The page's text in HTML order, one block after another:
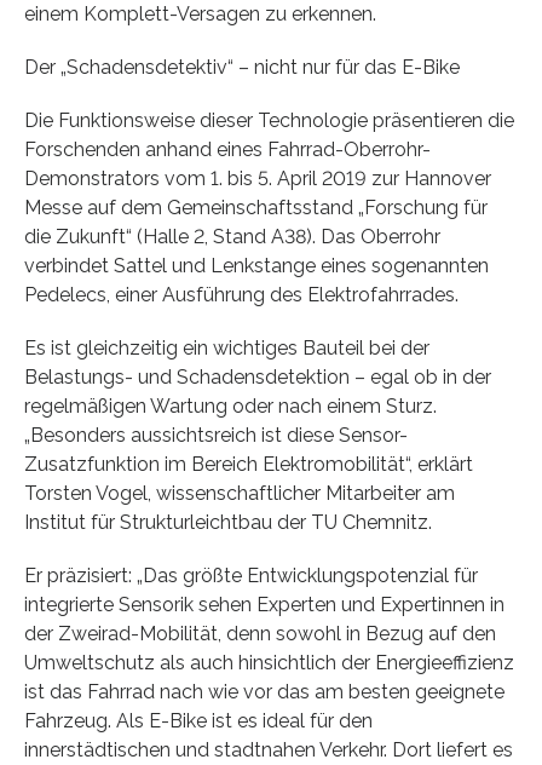
einem Komplett-Versagen zu erkennen.
Der „Schadensdetektiv“ – nicht nur für das E-Bike
Die Funktionsweise dieser Technologie präsentieren die
Forschenden anhand eines Fahrrad-Oberrohr-
Demonstrators vom 1. bis 5. April 2019 zur Hannover
Messe auf dem Gemeinschaftsstand „Forschung für
die Zukunft“ (Halle 2, Stand A38). Das Oberrohr
verbindet Sattel und Lenkstange eines sogenannten
Pedelecs, einer Ausführung des Elektrofahrrades.
Es ist gleichzeitig ein wichtiges Bauteil bei der
Belastungs- und Schadensdetektion – egal ob in der
regelmäßigen Wartung oder nach einem Sturz.
„Besonders aussichtsreich ist diese Sensor-
Zusatzfunktion im Bereich Elektromobilität“, erklärt
Torsten Vogel, wissenschaftlicher Mitarbeiter am
Institut für Strukturleichtbau der TU Chemnitz.
Er präzisiert: „Das größte Entwicklungspotenzial für
integrierte Sensorik sehen Experten und Expertinnen in
der Zweirad-Mobilität, denn sowohl in Bezug auf den
Umweltschutz als auch hinsichtlich der Energieeffizienz
ist das Fahrrad nach wie vor das am besten geeignete
Fahrzeug. Als E-Bike ist es ideal für den
innerstädtischen und stadtnahen Verkehr. Dort liefert es